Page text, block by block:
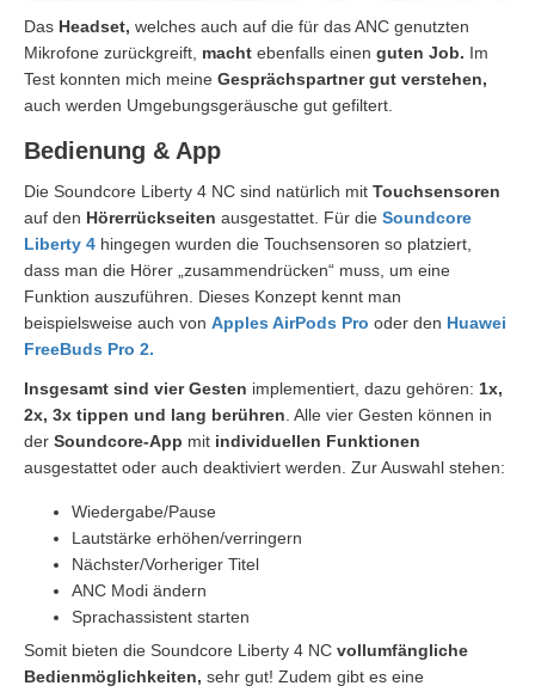
Das Headset, welches auch auf die für das ANC genutzten
Mikrofone zurückgreift, macht ebenfalls einen guten Job. Im
Test konnten mich meine Gesprächspartner gut verstehen,
auch werden Umgebungsgeräusche gut gefiltert.
Bedienung & App
Die Soundcore Liberty 4 NC sind natürlich mit Touchsensoren
auf den Hörerrückseiten ausgestattet. Für die Soundcore
Liberty 4 hingegen wurden die Touchsensoren so platziert,
dass man die Hörer „zusammendrücken“ muss, um eine
Funktion auszuführen. Dieses Konzept kennt man
beispielsweise auch von Apples AirPods Pro oder den Huawei
FreeBuds Pro 2.
Insgesamt sind vier Gesten implementiert, dazu gehören: 1x,
2x, 3x tippen und lang berühren. Alle vier Gesten können in
der Soundcore-App mit individuellen Funktionen
ausgestattet oder auch deaktiviert werden. Zur Auswahl stehen:
Wiedergabe/Pause
Lautstärke erhöhen/verringern
Nächster/Vorheriger Titel
ANC Modi ändern
Sprachassistent starten
Somit bieten die Soundcore Liberty 4 NC vollumfängliche
Bedienmöglichkeiten, sehr gut! Zudem gibt es eine